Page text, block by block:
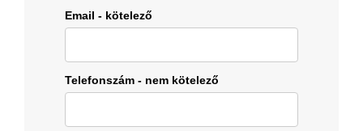
Email - kötelező
Telefonszám - nem kötelező